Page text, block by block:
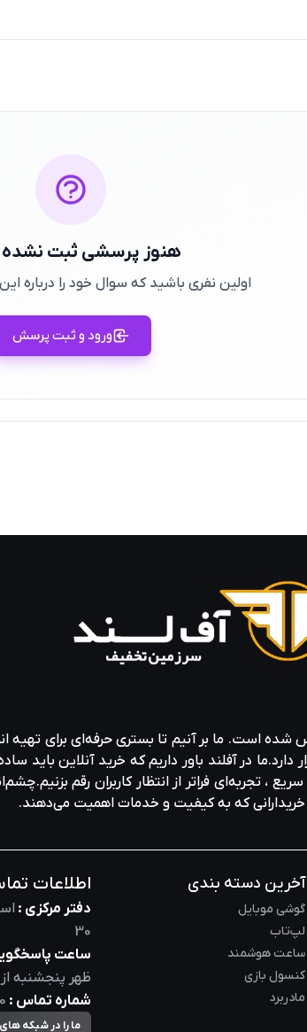
هنوز پرسشی ثبت
اولین نفری باشید که سوال خود را درباره
ورود و ثبت پرسش
است. ما بر آنیم تا بستری حرفه‌ای برای تهیه‌
در آفلند باور داریم که خرید آنلاین باید
، تجربه‌ای فراتر از انتظار کاربران رقم
که به کیفیت و خدمات اهمیت می‌دهند.
آخرین دسته بندی
گوشی موبایل
لپ‌تاب
ساعت هوشمند
کنسول بازی
مادربرد
اطلاعات
دفتر مرکزی :
30
ساعت
ظهر پنجشنبه
شماره تماس :
ما را در شبکه